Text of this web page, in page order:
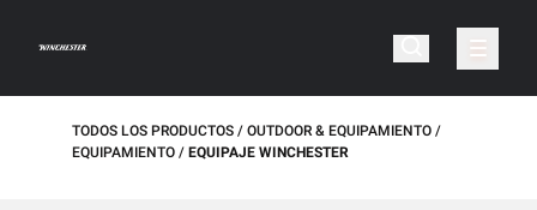
TODOS LOS PRODUCTOS
OUTDOOR & EQUIPAMIENTO
EQUIPAMIENTO
EQUIPAJE WINCHESTER